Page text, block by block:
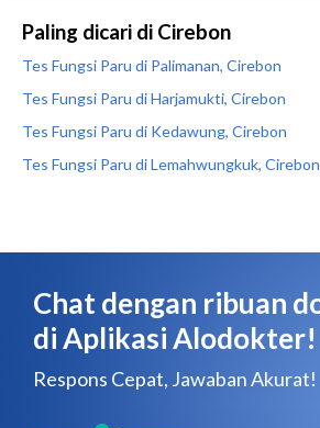
Paling dicari di Cirebon
Tes Fungsi Paru di Palimanan, Cirebon
Tes Fungsi Paru di Harjamukti, Cirebon
Tes Fungsi Paru di Kedawung, Cirebon
Tes Fungsi Paru di Lemahwungkuk, Cirebon